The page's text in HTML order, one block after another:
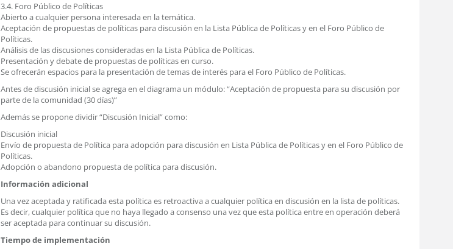
3.4. Foro Público de Políticas
Abierto a cualquier persona interesada en la temática.
Aceptación de propuestas de políticas para discusión en la Lista Pública de Políticas y en el Foro Público de
Políticas.
Análisis de las discusiones consideradas en la Lista Pública de Políticas.
Presentación y debate de propuestas de políticas en curso.
Se ofrecerán espacios para la presentación de temas de interés para el Foro Público de Políticas.
Antes de discusión inicial se agrega en el diagrama un módulo: “Aceptación de propuesta para su discusión por
parte de la comunidad (30 días)”
Además se propone dividir “Discusión Inicial” como:
Discusión inicial
Envío de propuesta de Política para adopción para discusión en Lista Pública de Políticas y en el Foro Público de
Políticas.
Adopción o abandono propuesta de política para discusión.
Información adicional
Una vez aceptada y ratificada esta política es retroactiva a cualquier política en discusión en la lista de políticas.
Es decir, cualquier política que no haya llegado a consenso una vez que esta política entre en operación deberá
ser aceptada para continuar su discusión.
Tiempo de implementación